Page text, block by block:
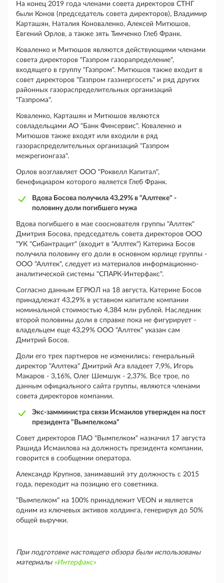
На конец 2019 года членами совета директоров СТНГ
были Конов (председатель совета директоров), Владимир
Карташян, Наталия Коноваленко, Алексей Митюшов,
Евгений Орлов, а также зять Тимченко Глеб Франк.
Коваленко и Митюшов являются действующими членами
совета директоров "Газпром газорапределение",
входящего в группу "Газпром". Митюшов также входит в
совет директоров "Газпром газэнергосеть" и ряд других
районных газораспределительных организаций
"Газпрома".
Коваленко, Карташян и Митюшов являются
совладельцами АО "Банк Финсервис". Коваленко и
Митюшов также входят или входили в ряд
газораспределительных организаций "Газпром
межрегионгаза".
Орлов возглавляет ООО "Роквелл Капитал",
бенефициаром которого является Глеб Франк.
Вдова Босова получила 43,29% в "Аллтеке" -
половину доли погибшего мужа
Вдова погибшего в мае сооснователя группы "Аллтек"
Дмитрия Босова, председатель совета директоров ООО
"УК "Сибантрацит" (входит в "Аллтек") Катерина Босов
получила половину его доли в основном юрлице группы -
ООО "Аллтек", следует из материалов информационно-
аналитической системы "СПАРК-Интерфакс".
Согласно данным ЕГРЮЛ на 18 августа, Катерине Босов
принадлежат 43,29% в уставном капитале компании
номинальной стоимостью 4,384 млн рублей. Наследник
второй половины доли в справке пока не фигурирует -
владельцем еще 43,29% ООО "Аллтек" указан сам
Дмитрий Босов.
Доли его трех партнеров не изменились: генеральный
директор "Аллтека" Дмитрий Ага владеет 7,9%, Игорь
Макаров - 3,16%, Олег Шемшук - 2,37%. Все трое, по
данным официального сайта группы, являются членами
совета директоров компании.
Экс-замминистра связи Исмаилов утвержден на пост
президента "Вымпелкома"
Совет директоров ПАО "Вымпелком" назначил 17 августа
Рашида Исмаилова на должность президента компании,
говорится в сообщении оператора.
Александр Крупнов, занимавший эту должность с 2015
года, переходит на позицию его советника.
"Вымпелком" на 100% принадлежит VEON и является
одним из ключевых активов холдинга, генерируя до 50%
общей выручки.
При подготовке настоящего обзора были использованы
материалы «Интерфакс»